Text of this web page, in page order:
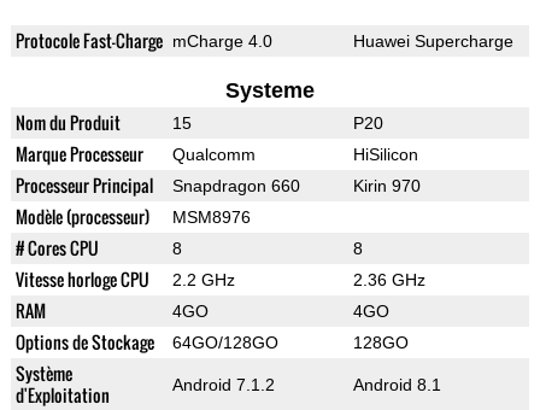
Protocole Fast-Charge mCharge 4.0 Huawei Supercharge
Systeme
Nom du Produit 15 P20
Marque Processeur Qualcomm HiSilicon
Processeur Principal Snapdragon 660 Kirin 970
Modèle (processeur) MSM8976
# Cores CPU 8 8
Vitesse horloge CPU 2.2 GHz 2.36 GHz
RAM 4GO 4GO
Options de Stockage 64GO/128GO 128GO
Système
d'Exploitation
Android 7.1.2 Android 8.1